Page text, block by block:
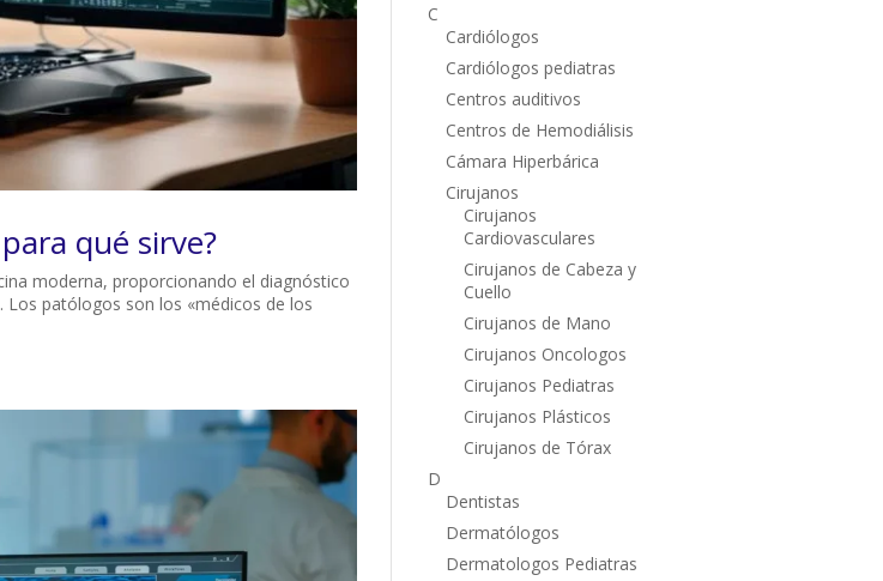
qué sirve?
moderna, proporcionando el diagnóstico
patólogos son los «médicos de los
C
Cardiólogos
Cardiólogos pediatras
Centros auditivos
Centros de Hemodiálisis
Cámara Hiperbárica
Cirujanos
Cirujanos
Cardiovasculares
Cirujanos de Cabeza y
Cuello
Cirujanos de Mano
Cirujanos Oncologos
Cirujanos Pediatras
Cirujanos Plásticos
Cirujanos de Tórax
D
Dentistas
Dermatólogos
Dermatologos Pediatras